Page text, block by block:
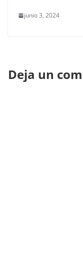
junio 3, 2024
Deja un